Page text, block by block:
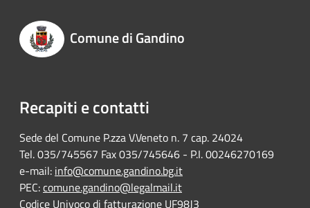
Comune di Gandino
Recapiti e contatti
Sede del Comune P.zza V.Veneto n. 7 cap. 24024
Tel. 035/745567 Fax 035/745646 - P.I. 00246270169
e-mail: info@comune.gandino.bg.it
PEC:comune.gandino@legalmail.it
Codice Univoco di fatturazione UF98J3